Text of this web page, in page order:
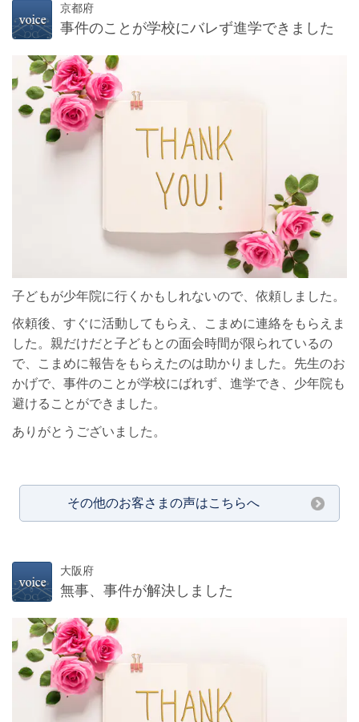
京都府
事件のことが学校にバレず進学できました
子どもが少年院に行くかもしれないので、依頼しました。
依頼後、すぐに活動してもらえ、こまめに連絡をもらえま
した。親だけだと子どもとの面会時間が限られているの
で、こまめに報告をもらえたのは助かりました。先生のお
かげで、事件のことが学校にばれず、進学でき、少年院も
避けることができました。
ありがとうございました。
その他のお客さまの声はこちらへ
大阪府
無事、事件が解決しました